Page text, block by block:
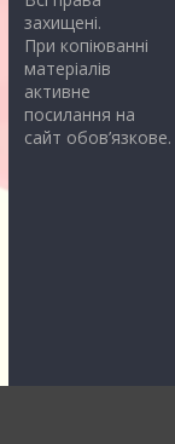
захищені.
При копіюванні
матеріалів
активне
посилання на
сайт обов’язкове.